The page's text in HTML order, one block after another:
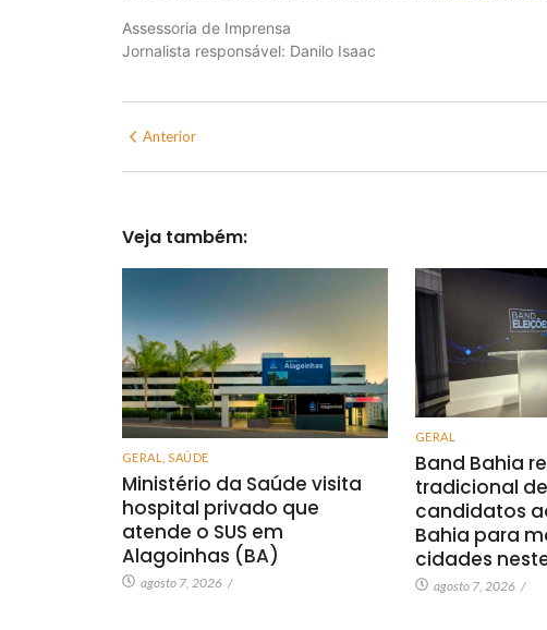
Assessoria de Imprensa
Jornalista responsável: Danilo Isaac
Anterior
Veja também:
GERAL SAÚDE
Ministério da Saúde visita
hospital privado que
atende o SUS em
Alagoinhas (BA)
agosto 7, 2026 /
GERAL
Band Bahia
tradicional
candidatos
Bahia para
cidades
agosto 7, 2026 /